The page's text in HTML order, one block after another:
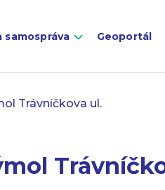
samospráva Geoportál
Trávníčkova ul.